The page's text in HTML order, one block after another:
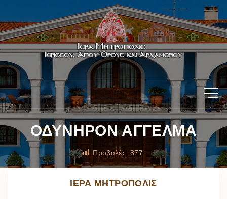
ΟΔΥΝΗΡΟΝ ΑΓΓΕΛΜΑ
Προβολές: 877
ΙΕΡΑ ΜΗΤΡΟΠΟΛΙΣ